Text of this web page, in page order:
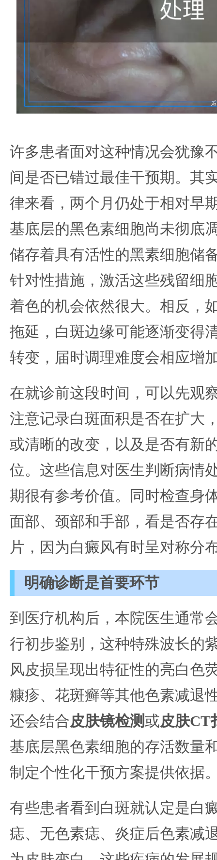
许多患者面对这种情况会犹豫
间是否已错过最佳干预期。其
律来看，两个月仍处于相对早
基底层的黑色素细胞尚未彻底
储存着具有活性的黑素细胞储
针对性措施，激活这些残留细
着色的机会依然很大。相反，
拖延，白斑边缘可能逐渐变得
转变，届时调理难度会相应增
在就诊前这段时间，可以先观
注意记录白斑面积是否在扩大
或清晰的改变，以及是否有新
位。这些信息对医生判断病情
期很有参考价值。同时检查身
面部、颈部和手部，看是否存
片，因为白癜风有时呈对称分
明确诊断是首要环节
到医疗机构后，本院医生通常
行初步鉴别，这种特殊波长的
风皮损呈现出特征性的亮白色
糠疹、花斑癣等其他色素减退
还会结合皮肤镜检测或皮肤CT
基底层黑色素细胞的存活数量
制定个性化干预方案提供依据
有些患者看到白斑就认定是白
痣、无色素痣、炎症后色素减